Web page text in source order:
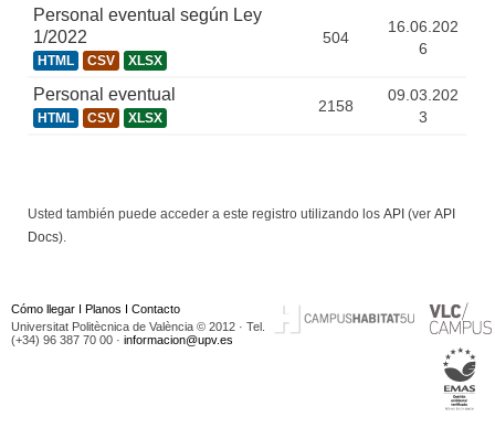
Personal eventual según Ley
1/2022
HTML CSV XLSX
504
16.06.202
6
Personal eventual
HTML CSV XLSX
2158
09.03.202
3
Usted también puede acceder a este registro utilizando los API (ver API
Docs).
Cómo llegar I Planos I Contacto
Universitat Politècnica de València © 2012 · Tel.
(+34) 96 387 70 00 · informacion@upv.es